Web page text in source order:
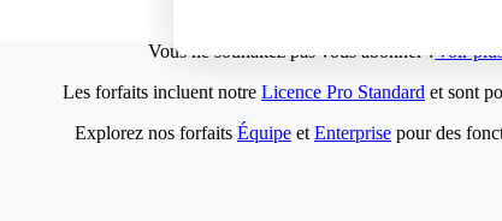
Vous ne souhaitez pas vous abonner ?Voir
Les forfaits incluent notre Licence Pro Standard et sont
Explorez nos forfaits Équipe et Enterprise pour des